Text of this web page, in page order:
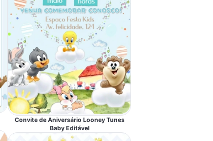
Convite de Aniversário Looney Tunes
Baby Editável